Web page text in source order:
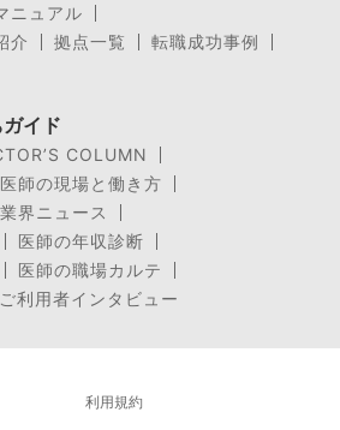
ニュアル
介
拠点一覧
転職成功事例
イド
COLUMN
医師の現場と働き方
業界ニュース
医師の年収診断
医師の職場カルテ
利用者インタビュー
利用規約